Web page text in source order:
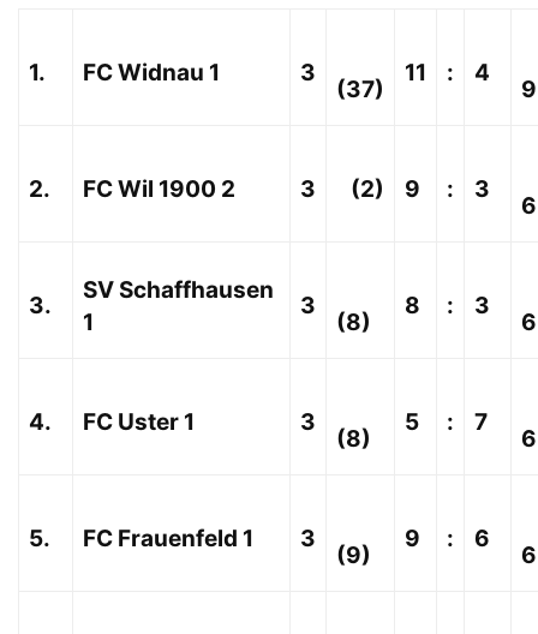
1. FC Widnau 1 3
(37)
11 : 4
9
2. FC Wil 1900 2 3 (2) 9 : 3
6
3.
SV Schaffhausen
1
3
(8)
8 : 3
6
4. FC Uster 1 3
(8)
5 : 7
6
5. FC Frauenfeld 1 3
(9)
9 : 6
6